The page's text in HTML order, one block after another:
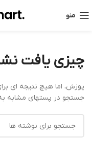
منو
چیزی یافت
پوزش، اما هیچ نتیجه ای
جستجو در پستهای مشابه